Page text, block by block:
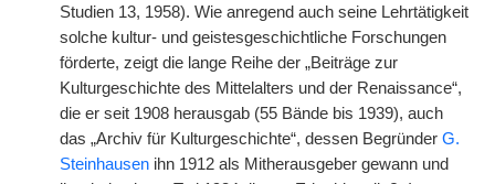
Studien 13, 1958). Wie anregend auch seine Lehrtätigkeit
solche kultur- und geistesgeschichtliche Forschungen
förderte, zeigt die lange Reihe der „Beiträge zur
Kulturgeschichte des Mittelalters und der Renaissance“,
die er seit 1908 herausgab (55 Bände bis 1939), auch
das „Archiv für Kulturgeschichte“, dessen Begründer G.
Steinhausen ihn 1912 als Mitherausgeber gewann und